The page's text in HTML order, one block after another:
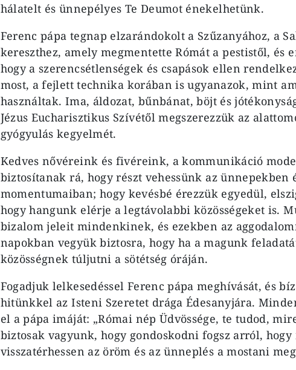
hálatelt és ünnepélyes Te Deumot énekelhetünk.
Ferenc pápa tegnap elzarándokolt a Szűzanyához, a
kereszthez, amely megmentette Rómát a pestistől, és
hogy a szerencsétlenségek és csapások ellen
most, a fejlett technika korában is ugyanazok, mint
használtak. Ima, áldozat, bűnbánat, böjt és
Jézus Eucharisztikus Szívétől megszerezzük az
gyógyulás kegyelmét.
Kedves nővéreink és fivéreink, a kommunikáció
biztosítanak rá, hogy részt vehessünk az ünnepekben
momentumaiban; hogy kevésbé érezzük egyedül,
hogy hangunk elérje a legtávolabbi közösségeket is.
bizalom jeleit mindenkinek, és ezekben az
napokban vegyük biztosra, hogy ha a magunk
közösségnek túljutni a sötétség óráján.
Fogadjuk lelkesedéssel Ferenc pápa meghívását, és
hitünkkel az Isteni Szeretet drága Édesanyjára.
el a pápa imáját: „Római nép Üdvössége, te tudod,
biztosak vagyunk, hogy gondoskodni fogsz arról,
visszatérhessen az öröm és az ünneplés a mostani